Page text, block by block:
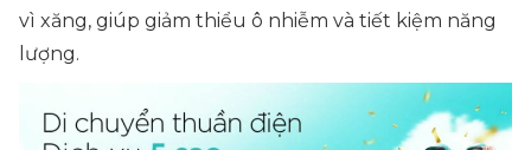
vì xăng, giúp giảm thiểu ô nhiễm và tiết kiệm năng
lượng.